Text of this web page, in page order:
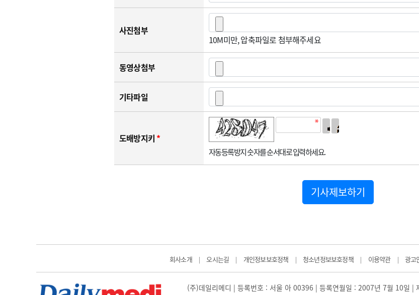
사진첨부
10M미만, 압축파일로 첨부해주세요
동영상첨부
기타파일
도배방지키 *
자동등록방지 숫자를 순서대로 입력하세요.
기사제보하기
회사소개 | 오시는길 | 개인정보보호정책 | 청소년정보보호정책 | 이용약관 | 광고
(주)데일리메디 | 등록번호 : 서울 아 00396 | 등록연월일 : 2007년 7월 10일 |